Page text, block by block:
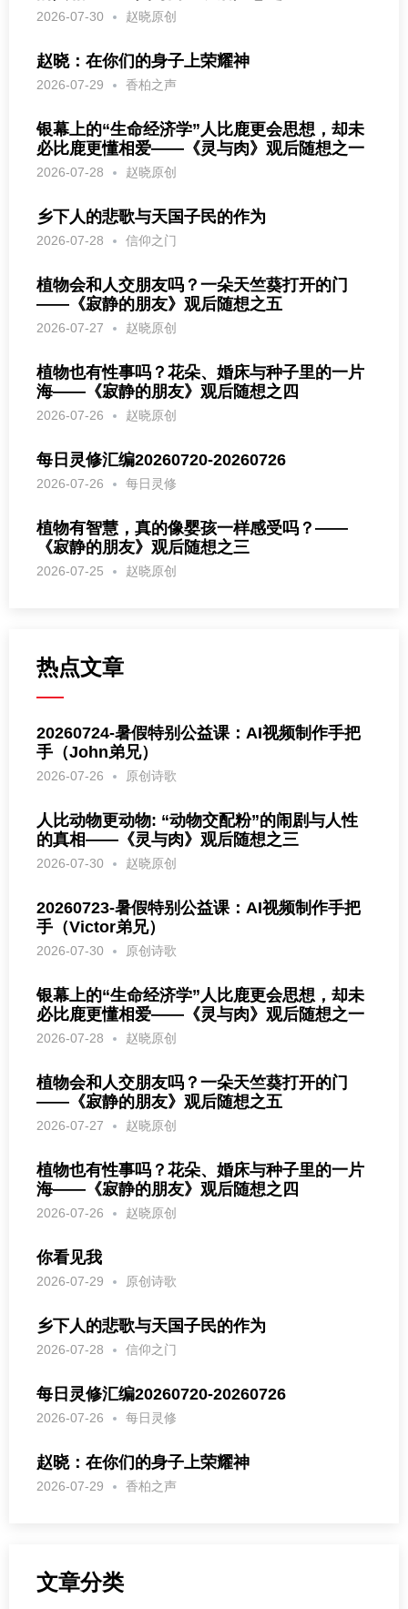
2026-07-30 赵晓原创
赵晓：在你们的身子上荣耀神
2026-07-29 香柏之声
银幕上的“生命经济学”人比鹿更会思想，却未
必比鹿更懂相爱——《灵与肉》观后随想之一
2026-07-28 赵晓原创
乡下人的悲歌与天国子民的作为
2026-07-28 信仰之门
植物会和人交朋友吗？一朵天竺葵打开的门
——《寂静的朋友》观后随想之五
2026-07-27 赵晓原创
植物也有性事吗？花朵、婚床与种子里的一片
海——《寂静的朋友》观后随想之四
2026-07-26 赵晓原创
每日灵修汇编20260720-20260726
2026-07-26 每日灵修
植物有智慧，真的像婴孩一样感受吗？——
《寂静的朋友》观后随想之三
2026-07-25 赵晓原创
热点文章
20260724-暑假特别公益课：AI视频制作手把
手（John弟兄）
2026-07-26 原创诗歌
人比动物更动物: “动物交配粉”的闹剧与人性
的真相——《灵与肉》观后随想之三
2026-07-30 赵晓原创
20260723-暑假特别公益课：AI视频制作手把
手（Victor弟兄）
2026-07-30 原创诗歌
银幕上的“生命经济学”人比鹿更会思想，却未
必比鹿更懂相爱——《灵与肉》观后随想之一
2026-07-28 赵晓原创
植物会和人交朋友吗？一朵天竺葵打开的门
——《寂静的朋友》观后随想之五
2026-07-27 赵晓原创
植物也有性事吗？花朵、婚床与种子里的一片
海——《寂静的朋友》观后随想之四
2026-07-26 赵晓原创
你看见我
2026-07-29 原创诗歌
乡下人的悲歌与天国子民的作为
2026-07-28 信仰之门
每日灵修汇编20260720-20260726
2026-07-26 每日灵修
赵晓：在你们的身子上荣耀神
2026-07-29 香柏之声
文章分类